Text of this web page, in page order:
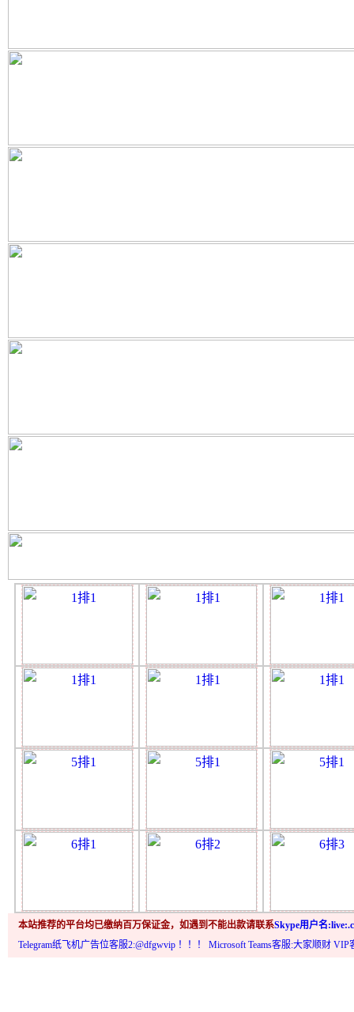
本站推荐的平台均已缴纳百万保证金，如遇到不能出款请联系Skype用户名
Telegram纸飞机广告位客服2:@dfgwvip ！！！ Microsoft Teams客服:大家顺财 VIP